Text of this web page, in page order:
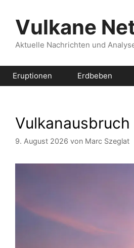
Inhalt
springenVulkane
Aktuelle Nachrichten und
Eruptionen Erdbeben
9. August 2026 von Marc Szeglat